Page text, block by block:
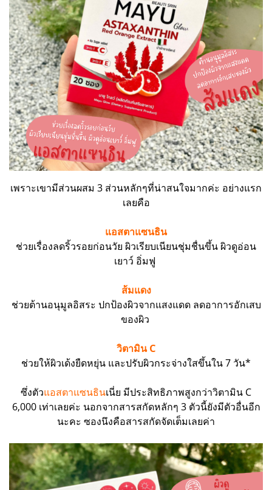
เพราะเขามีส่วนผสม 3 ส่วนหลักๆที่น่าสนใจมากค่ะ อย่างแรก
เลยคือ
แอสตาแซนธิน
ช่วยเรื่องลดริ้วรอยก่อนวัย ผิวเรียบเนียนชุ่มชื่นขึ้น ผิวดูอ่อน
เยาว์ อิ่มฟู
ส้มแดง
ช่วยต้านอนุมูลอิสระ ปกป้องผิวจากแสงแดด ลดอาการอักเสบ
ของผิว
วิตามิน C
ช่วยให้ผิวเด้งยืดหยุ่น และปรับผิวกระจ่างใสขึ้นใน 7 วัน*
ซึ่งตัวแอสตาแซนธินเนี่ย มีประสิทธิภาพสูงกว่าวิตามิน C
6,000 เท่าเลยค่ะ นอกจากสารสกัดหลักๆ 3 ตัวนี้ยังมีตัวอื่นอีก
นะคะ ซองนึงคือสารสกัดจัดเต็มเลยค่า